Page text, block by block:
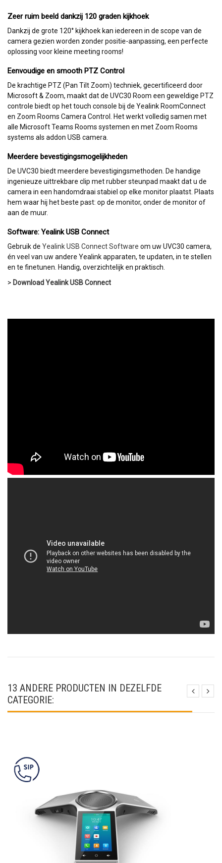
Zeer ruim beeld dankzij 120 graden kijkhoek
Dankzij de grote 120° kijkhoek kan iedereen in de scope van de
camera gezien worden zonder positie-aanpassing, een perfecte
oplossing voor kleine meeting rooms!
Eenvoudige en smooth PTZ Control
De krachtige PTZ (Pan Tilt Zoom) techniek, gecertificeerd door
Microsoft & Zoom, maakt dat de UVC30 Room een geweldige PTZ
controle biedt op het touch console bij de Yealink RoomConnect
en Zoom Rooms Camera Control. Het werkt volledig samen met
alle Microsoft Teams Rooms systemen en met Zoom Rooms
systems als addon USB camera.
Meerdere bevestigingsmogelijkheden
De UVC30 biedt meerdere bevestigingsmethoden. De handige
ingenieuze uittrekbare clip met rubber steunpad maakt dat u de
camera in een handomdraai stabiel op elke monitor plaatst. Plaats
hem waar hij het beste past: op de monitor, onder de monitor of
aan de muur.
Software: Yealink USB Connect
Gebruik de Yealink USB Connect Software om uw UVC30 camera,
én veel van uw andere Yealink apparaten, te updaten, in te stellen
en te finetunen. Handig, overzichtelijk en praktisch.
> Download Yealink USB Connect
13 ANDERE PRODUCTEN IN DEZELFDE
CATEGORIE: